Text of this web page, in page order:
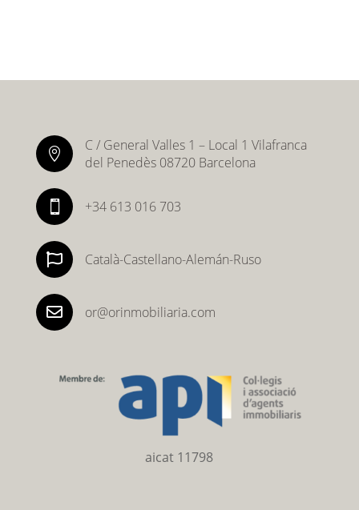

C / General Valles 1 – Local 1 Vilafranca
del Penedès 08720 Barcelona
 +34 613 016 703
 Català-Castellano-Alemán-Ruso
 or@orinmobiliaria.com
aicat 11798